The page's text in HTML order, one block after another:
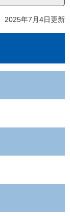
2025年7月4日更新